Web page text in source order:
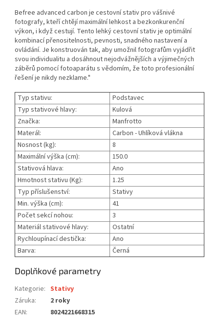
Befree advanced carbon je cestovní stativ pro vášnivé
fotografy, kteří chtějí maximální lehkost a bezkonkurenční
výkon, i když cestují. Tento lehký cestovní stativ je optimální
kombinací přenositelnosti, pevnosti, snadného nastavení a
ovládání. Je konstruován tak, aby umožnil fotografům vyjádřit
svou individualitu a dosáhnout nejodvážnějších a výjimečných
záběrů pomocí fotoaparátu s vědomím, že toto profesionální
řešení je nikdy nezklame."
Typ stativu:
Podstavec
Typ stativové hlavy:
Kulová
Značka:
Manfrotto
Materál:
Carbon - Uhlíková vlákna
Nosnost (kg):
8
Maximální výška (cm):
150.0
Stativová hlava:
Ano
Hmotnost stativu (Kg):
1.25
Typ příslušenství:
Stativy
Min. výška (cm):
41
Počet sekcí nohou:
3
Materiál stativové hlavy:
Ostatní
Rychloupínací destička:
Ano
Barva:
Černá
Doplňkové parametry
Kategorie: Stativy
Záruka:
2 roky
EAN: 8024221668315